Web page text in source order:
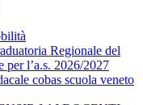
Regionale del
per l’a.s. 2026/2027
cobas scuola veneto